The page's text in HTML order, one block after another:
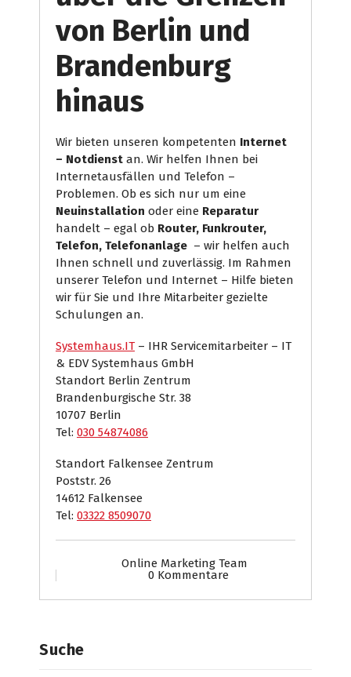
von Berlin und
Brandenburg
hinaus
Wir bieten unseren kompetenten Internet
– Notdienst an. Wir helfen Ihnen bei
Internetausfällen und Telefon –
Problemen. Ob es sich nur um eine
Neuinstallation oder eine Reparatur
handelt – egal ob Router, Funkrouter,
Telefon, Telefonanlage – wir helfen auch
Ihnen schnell und zuverlässig. Im Rahmen
unserer Telefon und Internet – Hilfe bieten
wir für Sie und Ihre Mitarbeiter gezielte
Schulungen an.
Systemhaus.IT – IHR Servicemitarbeiter – IT
& EDV Systemhaus GmbH
Standort Berlin Zentrum
Brandenburgische Str. 38
10707 Berlin
Tel: 030 54874086
Standort Falkensee Zentrum
Poststr. 26
14612 Falkensee
Tel: 03322 8509070
Online Marketing Team
0 Kommentare
Suche